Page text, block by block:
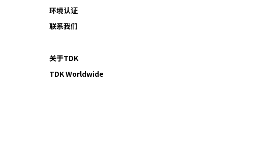
环境认证
联系我们
关于TDK
TDK Worldwide